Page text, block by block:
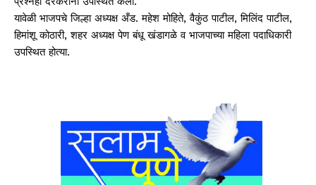
यावेळी भाजपचे जिल्हा अध्यक्ष अँड. महेश मोहिते, वैकुंठ पाटील, मिलिंद पाटील,
हिमांशू कोठारी, शहर अध्यक्ष पेण बंधू खंडागळे व भाजपाच्या महिला पदाधिकारी
उपस्थित होत्या.